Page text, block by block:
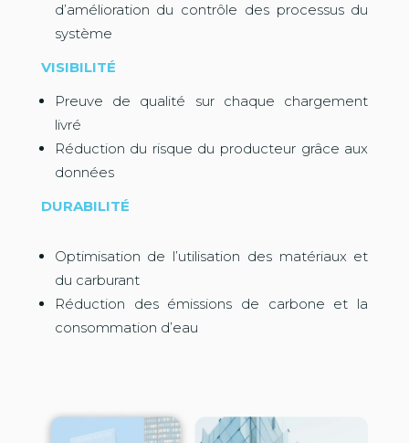
d’amélioration du contrôle des processus du
système
VISIBILITÉ
Preuve de qualité sur chaque chargement
livré
Réduction du risque du producteur grâce aux
données
DURABILITÉ
Optimisation de l’utilisation des matériaux et
du carburant
Réduction des émissions de carbone et la
consommation d’eau